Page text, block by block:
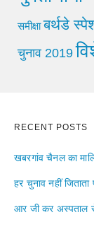
समीक्षा बर्थडे
चुनाव 2019
RECENT POSTS
खबरगांव चैनल का
हर चुनाव नहीं जिताता
आर जी कर अस्पताल